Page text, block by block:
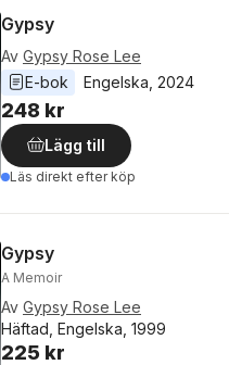
Gypsy
Av Gypsy Rose Lee
E-bok
Engelska 2024
248 kr
Lägg till
Läs direkt efter köp
Gypsy
A Memoir
Av Gypsy Rose Lee
Häftad, Engelska, 1999
225 kr